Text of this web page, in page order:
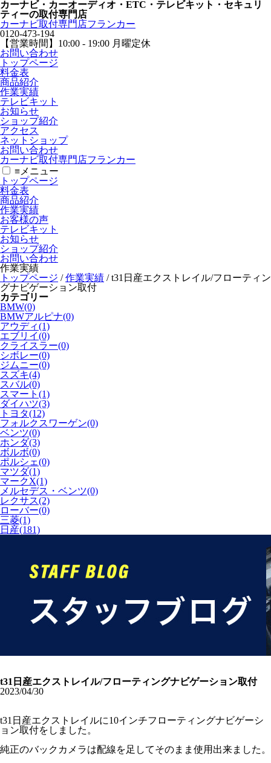
カーナビ・カーオーディオ・ETC・テレビキット・セキュリ
ティーの取付専門店
カーナビ取付専⾨店フランカー
0120-473-194
【営業時間】 10:00 - 19:00 月曜定休
お問い合わせ
トップページ
料金表
商品紹介
作業実績
テレビキット
お知らせ
ショップ紹介
アクセス
ネットショップ
お問い合わせ
カーナビ取付専⾨店フランカー
≡ メニュー
トップページ
料金表
商品紹介
作業実績
お客様の声
テレビキット
お知らせ
ショップ紹介
お問い合わせ
作業実績
トップページ /作業実績 /t31日産エクストレイル/フローティン
グナビゲーション取付
カテゴリー
BMW(0)
BMWアルピナ(0)
アウディ(1)
エブリイ(0)
クライスラー(0)
シボレー(0)
ジムニー(0)
スズキ(4)
スバル(0)
スマート(1)
ダイハツ(3)
トヨタ(12)
フォルクスワーゲン(0)
ベンツ(0)
ホンダ(3)
ボルボ(0)
ポルシェ(0)
マツダ(1)
マークX(1)
メルセデス・ベンツ(0)
レクサス(2)
ローバー(0)
三菱(1)
日産(181)
t31日産エクストレイル/フローティングナビゲーション取付
2023/04/30
t31日産エクストレイルに10インチフローティングナビゲーシ
ョン取付をしました。
純正のバックカメラは配線を足してそのまま使用出来ました。